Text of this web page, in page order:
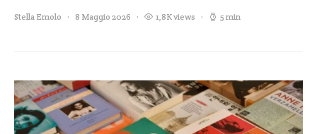
Stella Emolo 8 Maggio 2026 1,8K views 5 min